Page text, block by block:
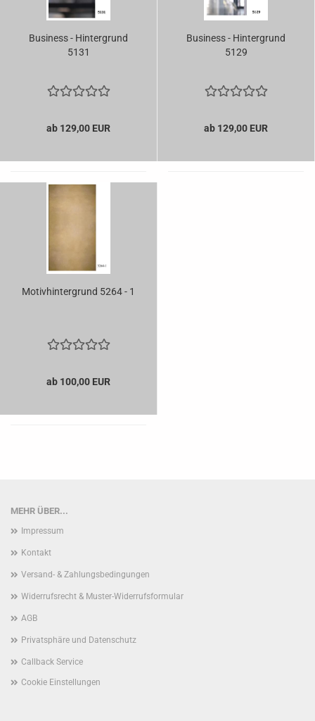
Business - Hintergrund
5131
ab 129,00 EUR
Business - Hintergrund
5129
ab 129,00 EUR
Motivhintergrund 5264 - 1
ab 100,00 EUR
MEHR ÜBER...
Impressum
Kontakt
Versand- & Zahlungsbedingungen
Widerrufsrecht & Muster-Widerrufsformular
AGB
Privatsphäre und Datenschutz
Callback Service
Cookie Einstellungen